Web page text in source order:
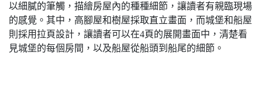
以細膩的筆觸，描繪房屋內的種種細節，讓讀者有親臨現場
的感覺。其中，高腳屋和樹屋採取直立畫面，而城堡和船屋
則採用拉頁設計，讓讀者可以在4頁的展開畫面中，清楚看
見城堡的每個房間，以及船屋從船頭到船尾的細節。